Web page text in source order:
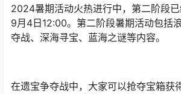
2024暑期活动火热进行中，第二阶段
9月4日12:00。第二阶段暑期活动包括
夺战、深海寻宝、蓝海之谜等内容。
在遗宝争夺战中，大家可以抢夺宝箱获